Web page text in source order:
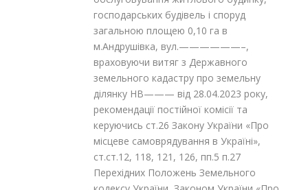
господарських будівель і споруд
загальною площею 0,10 га в
м.Андрушівка, вул.——————–,
враховуючи витяг з Державного
земельного кадастру про земельну
ділянку НВ——— від 28.04.2023 року,
рекомендації постійної комісії та
керуючись ст.26 Закону України «Про
місцеве самоврядування в Україні»,
ст.ст.12, 118, 121, 126, пп.5 п.27
Перехідних Положень Земельного